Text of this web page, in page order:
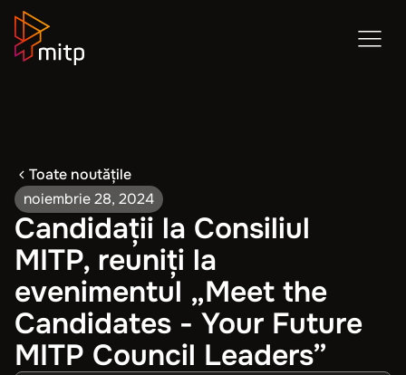
Toate noutățile
noiembrie 28, 2024
Candidații la Consiliul
MITP, reuniți la
evenimentul „Meet the
Candidates - Your Future
MITP Council Leaders”